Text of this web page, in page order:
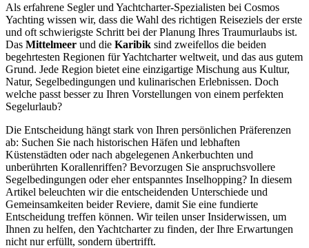
Als erfahrene Segler und Yachtcharter-Spezialisten bei Cosmos
Yachting wissen wir, dass die Wahl des richtigen Reiseziels der erste
und oft schwierigste Schritt bei der Planung Ihres Traumurlaubs ist.
Das Mittelmeer und die Karibik sind zweifellos die beiden
begehrtesten Regionen für Yachtcharter weltweit, und das aus gutem
Grund. Jede Region bietet eine einzigartige Mischung aus Kultur,
Natur, Segelbedingungen und kulinarischen Erlebnissen. Doch
welche passt besser zu Ihren Vorstellungen von einem perfekten
Segelurlaub?
Die Entscheidung hängt stark von Ihren persönlichen Präferenzen
ab: Suchen Sie nach historischen Häfen und lebhaften
Küstenstädten oder nach abgelegenen Ankerbuchten und
unberührten Korallenriffen? Bevorzugen Sie anspruchsvollere
Segelbedingungen oder eher entspanntes Inselhopping? In diesem
Artikel beleuchten wir die entscheidenden Unterschiede und
Gemeinsamkeiten beider Reviere, damit Sie eine fundierte
Entscheidung treffen können. Wir teilen unser Insiderwissen, um
Ihnen zu helfen, den Yachtcharter zu finden, der Ihre Erwartungen
nicht nur erfüllt, sondern übertrifft.